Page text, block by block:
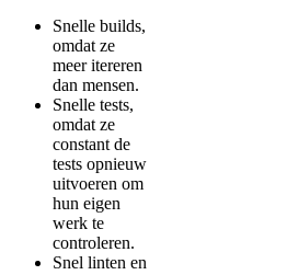
Snelle builds,
omdat ze
meer itereren
dan mensen.
Snelle tests,
omdat ze
constant de
tests opnieuw
uitvoeren om
hun eigen
werk te
controleren.
Snel linten en